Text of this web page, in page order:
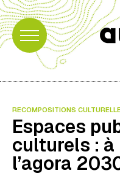
RECOMPOSITIONS
Espaces
culturels : à
l’agora